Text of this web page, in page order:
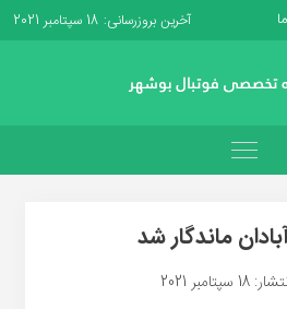
آخرین بروزرسانی: 18 سپتامبر 2021
ماندگار شد
2021